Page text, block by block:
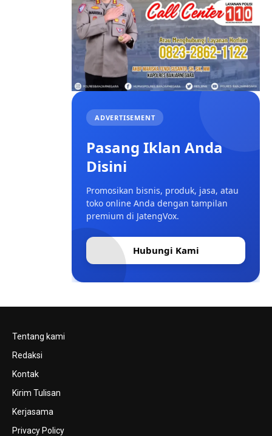
ADVERTISEMENT
Pasang Iklan Anda
Disini
Promosikan bisnis, produk, jasa, atau
toko online Anda dengan tampilan
premium di JatengVox.
Hubungi Kami
Tentang kami
Redaksi
Kontak
Kirim Tulisan
Kerjasama
Privacy Policy